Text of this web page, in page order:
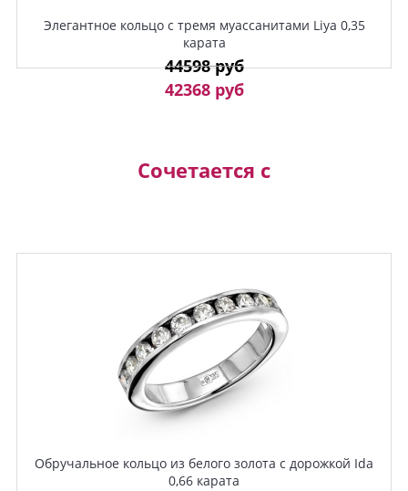
Элегантное кольцо с тремя муассанитами Liya 0,35
карата
44598 руб
42368 руб
Сочетается с
Обручальное кольцо из белого золота с дорожкой Ida
0,66 карата